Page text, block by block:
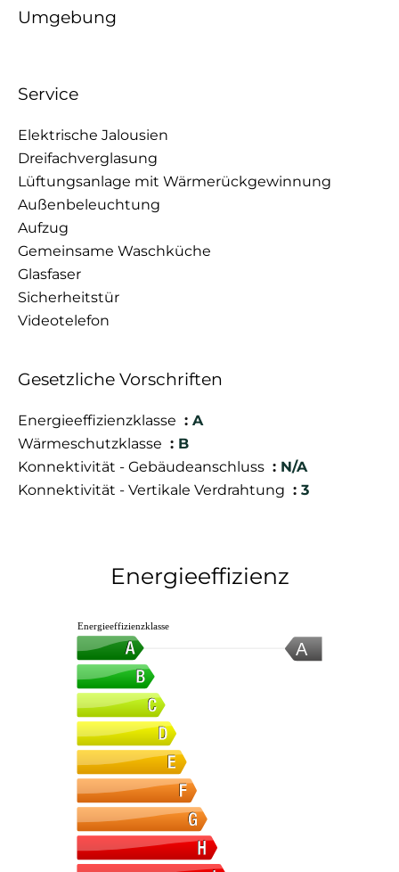
Umgebung
Service
Elektrische Jalousien
Dreifachverglasung
Lüftungsanlage mit Wärmerückgewinnung
Außenbeleuchtung
Aufzug
Gemeinsame Waschküche
Glasfaser
Sicherheitstür
Videotelefon
Gesetzliche Vorschriften
Energieeffizienzklasse
A
Wärmeschutzklasse
B
Konnektivität - Gebäudeanschluss
N/A
Konnektivität - Vertikale Verdrahtung
3
Energieeffizienz
A
Energieeffizienzklasse